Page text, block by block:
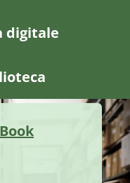
digitale